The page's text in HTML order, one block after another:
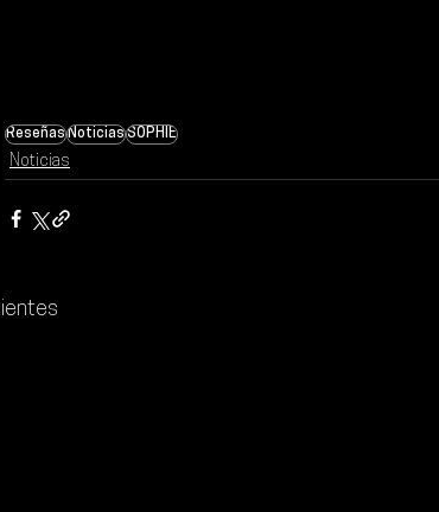
ReseñasNoticiasSOPHIE
Noticias